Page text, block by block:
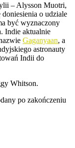
– Alysson Muotri,
o udziale
być wyznaczony
Indie aktualnie
Gaganyaan, a
astronauty
Indii do
Whitson.
po zakończeniu